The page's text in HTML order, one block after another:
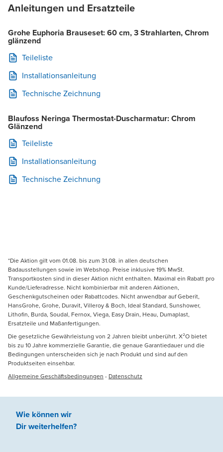
Anleitungen und Ersatzteile
Grohe Euphoria Brauseset: 60 cm, 3 Strahlarten, Chrom
glänzend
Teileliste
Installationsanleitung
Technische Zeichnung
Blaufoss Neringa Thermostat-Duscharmatur: Chrom
Glänzend
Teileliste
Installationsanleitung
Technische Zeichnung
*Die Aktion gilt vom 01.08. bis zum 31.08. in allen deutschen
Badausstellungen sowie im Webshop. Preise inklusive 19% MwSt.
Transportkosten sind in dieser Aktion nicht enthalten. Maximal ein Rabatt pro
Kunde/Lieferadresse. Nicht kombinierbar mit anderen Aktionen,
Geschenkgutscheinen oder Rabattcodes. Nicht anwendbar auf Geberit,
HansGrohe, Grohe, Duravit, Villeroy & Boch, Ideal Standard, Sunshower,
Lithofin, Burda, Soudal, Fernox, Viega, Easy Drain, Heau, Dumaplast,
Ersatzteile und Maßanfertigungen.
Die gesetzliche Gewährleistung von 2 Jahren bleibt unberührt. X²O bietet
bis zu 10 Jahre kommerzielle Garantie, die genaue Garantiedauer und die
Bedingungen unterscheiden sich je nach Produkt und sind auf den
Produktseiten einsehbar.
Allgemeine Geschäftsbedingungen - Datenschutz
Wie können wir
Dir weiterhelfen?